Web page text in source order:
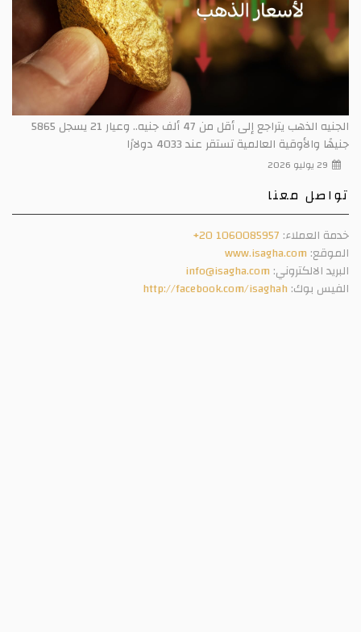
الجنيه الذهب يتراجع إلى أقل من 47 ألف جنيه.. وعيار 21 يسجل 5865
جنيهًا والأوقية العالمية تستقر عند 4033 دولارًا
29 يوليو 2026
تواصل معنا
خدمة العملاء: +20 1060085957
الموقع: www.isagha.com
البريد الالكتروني: info@isagha.com
الفيس بوك: http://facebook.com/isaghah